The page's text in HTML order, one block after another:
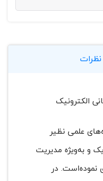
نظرات
الکترونیک
علمی نظیر
و به‌ویژه مدیریت
در